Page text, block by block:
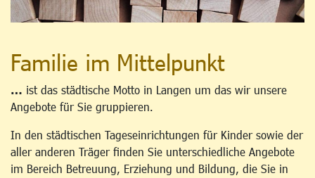
Familie im Mittelpunkt
… ist das städtische Motto in Langen um das wir unsere
Angebote für Sie gruppieren.
In den städtischen Tageseinrichtungen für Kinder sowie der
aller anderen Träger finden Sie unterschiedliche Angebote
im Bereich Betreuung, Erziehung und Bildung, die Sie in